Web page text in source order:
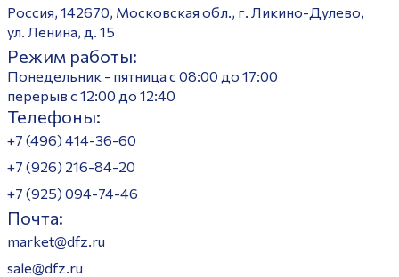
Россия, 142670, Московская обл., г. Ликино-Дулево,
ул. Ленина, д. 15
Режим работы:
Понедельник - пятница с 08:00 до 17:00
перерыв с 12:00 до 12:40
Телефоны:
+7 (496) 414-36-60
+7 (926) 216-84-20
+7 (925) 094-74-46
Почта:
market@dfz.ru
sale@dfz.ru